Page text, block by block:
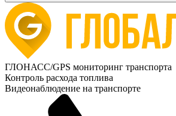
ГЛОНАСС/GPS мониторинг транспорта
Контроль расхода топлива
Видеонаблюдение на транспорте